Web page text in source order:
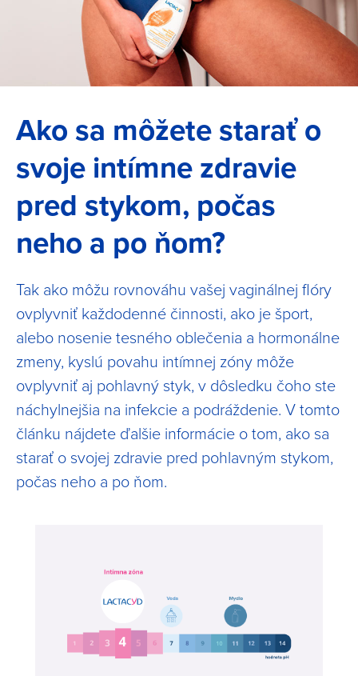
Ako sa môžete starať o
svoje intímne zdravie
pred stykom, počas
neho a po ňom?
Tak ako môžu rovnováhu vašej vaginálnej flóry
ovplyvniť každodenné činnosti, ako je šport,
alebo nosenie tesného oblečenia a hormonálne
zmeny, kyslú povahu intímnej zóny môže
ovplyvniť aj pohlavný styk, v dôsledku čoho ste
náchylnejšia na infekcie a podráždenie. V tomto
článku nájdete ďalšie informácie o tom, ako sa
starať o svojej zdravie pred pohlavným stykom,
počas neho a po ňom.